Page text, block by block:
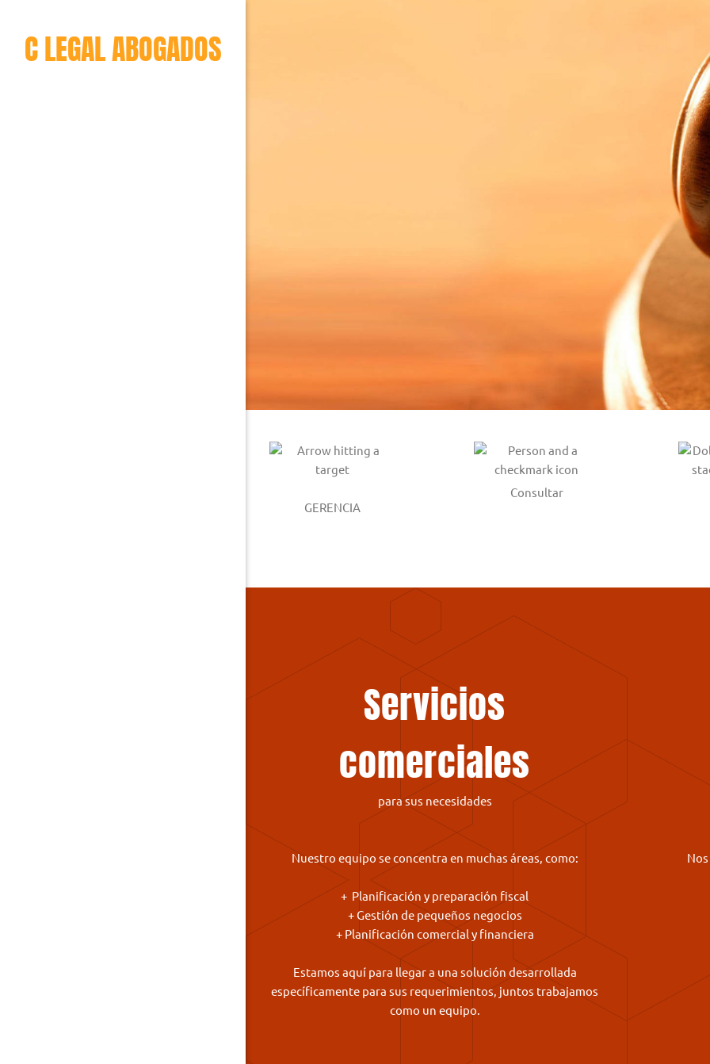
C LEGAL ABOGADOS
GERENCIA
Consultar
Servicios
comerciales
para sus necesidades
Nuestro equipo se concentra en muchas áreas, como:
+ Planificación y preparación fiscal
+ Gestión de pequeños negocios
+ Planificación comercial y financiera
Estamos aquí para llegar a una solución desarrollada
específicamente para sus requerimientos, juntos trabajamos
como un equipo.